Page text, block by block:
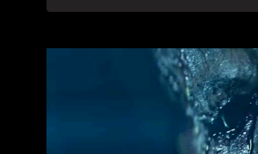
GUIDA
GRP